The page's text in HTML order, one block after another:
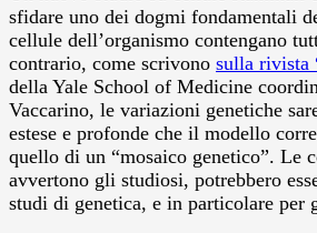
sfidare uno dei dogmi fondamentali
cellule dell’organismo contengano
contrario, come scrivono sulla rivista
della Yale School of Medicine
Vaccarino, le variazioni genetiche
estese e profonde che il modello
quello di un “mosaico genetico”. Le
avvertono gli studiosi, potrebbero
studi di genetica, e in particolare per